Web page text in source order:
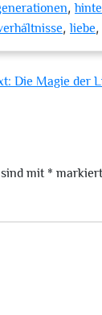
,
,liebe,
Die Magie der
mit * markiert